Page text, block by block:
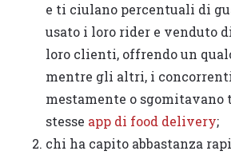
e ti ciulano percentuali di
usato i loro rider e venduto
loro clienti, offrendo un
mentre gli altri, i
mestamente o sgomitavano
stesse app di food delivery;
chi ha capito abbastanza